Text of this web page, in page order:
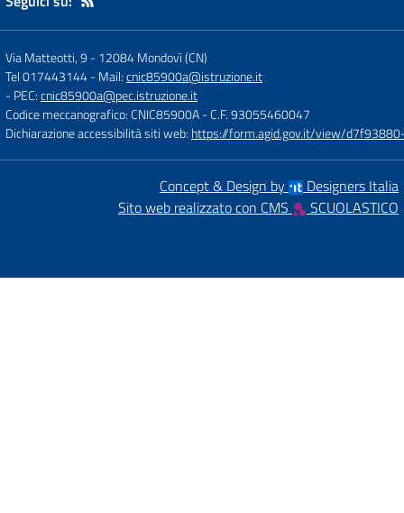
Via Matteotti, 9 -12084 Mondovì (CN)
Tel 017443144- Mail:cnic85900a@istruzione.it
- PEC:cnic85900a@pec.istruzione.it
Codice meccanografico: CNIC85900A- C.F. 93055460047
Dichiarazione accessibilità siti web: https://form.agid.gov.it/view/
Concept & Design by
Designers Italia
Sito web realizzato con CMS
SCUOLASTICO